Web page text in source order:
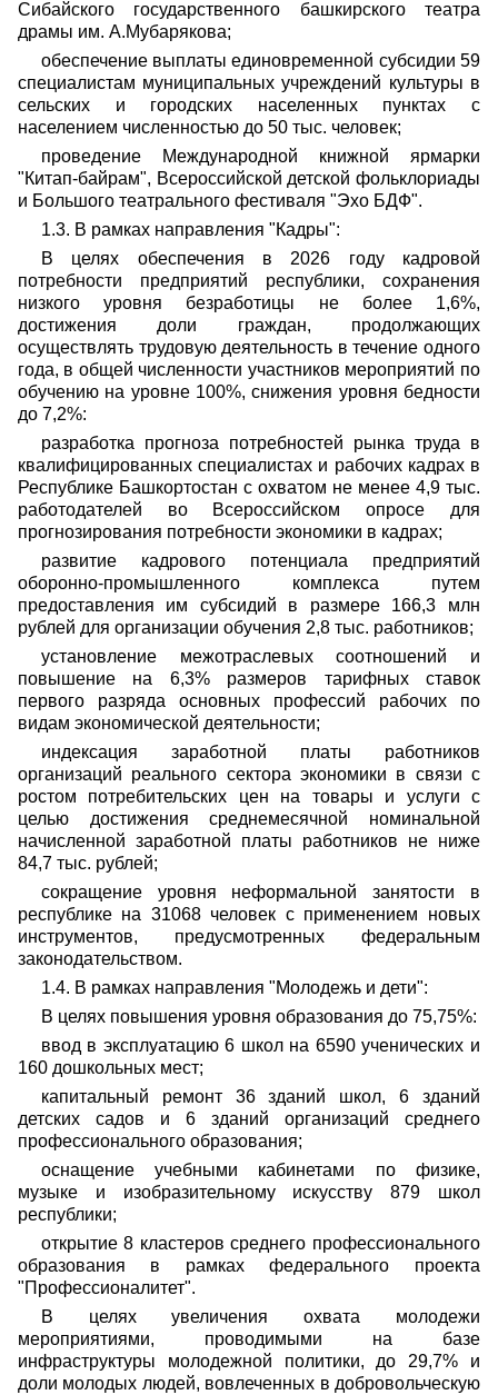
Сибайского государственного башкирского театра
драмы им. А.Мубарякова;
обеспечение выплаты единовременной субсидии 59
специалистам муниципальных учреждений культуры в
сельских и городских населенных пунктах с
населением численностью до 50 тыс. человек;
проведение Международной книжной ярмарки
"Китап-байрам", Всероссийской детской фольклориады
и Большого театрального фестиваля "Эхо БДФ".
1.3. В рамках направления "Кадры":
В целях обеспечения в 2026 году кадровой
потребности предприятий республики, сохранения
низкого уровня безработицы не более 1,6%,
достижения доли граждан, продолжающих
осуществлять трудовую деятельность в течение одного
года, в общей численности участников мероприятий по
обучению на уровне 100%, снижения уровня бедности
до 7,2%:
разработка прогноза потребностей рынка труда в
квалифицированных специалистах и рабочих кадрах в
Республике Башкортостан с охватом не менее 4,9 тыс.
работодателей во Всероссийском опросе для
прогнозирования потребности экономики в кадрах;
развитие кадрового потенциала предприятий
оборонно-промышленного комплекса путем
предоставления им субсидий в размере 166,3 млн
рублей для организации обучения 2,8 тыс. работников;
установление межотраслевых соотношений и
повышение на 6,3% размеров тарифных ставок
первого разряда основных профессий рабочих по
видам экономической деятельности;
индексация заработной платы работников
организаций реального сектора экономики в связи с
ростом потребительских цен на товары и услуги с
целью достижения среднемесячной номинальной
начисленной заработной платы работников не ниже
84,7 тыс. рублей;
сокращение уровня неформальной занятости в
республике на 31068 человек с применением новых
инструментов, предусмотренных федеральным
законодательством.
1.4. В рамках направления "Молодежь и дети":
В целях повышения уровня образования до 75,75%:
ввод в эксплуатацию 6 школ на 6590 ученических и
160 дошкольных мест;
капитальный ремонт 36 зданий школ, 6 зданий
детских садов и 6 зданий организаций среднего
профессионального образования;
оснащение учебными кабинетами по физике,
музыке и изобразительному искусству 879 школ
республики;
открытие 8 кластеров среднего профессионального
образования в рамках федерального проекта
"Профессионалитет".
В целях увеличения охвата молодежи
мероприятиями, проводимыми на базе
инфраструктуры молодежной политики, до 29,7% и
доли молодых людей, вовлеченных в добровольческую